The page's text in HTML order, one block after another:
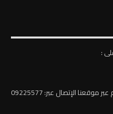
:
موقعنا الإتصال عبر: 09225577